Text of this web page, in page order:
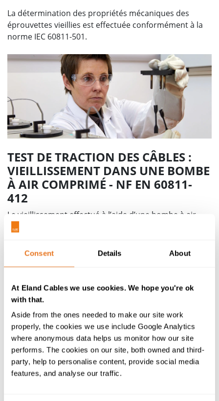
Consent Details About
At Eland Cables we use cookies. We hope you're ok
with that.
Aside from the ones needed to make our site work
properly, the cookies we use include Google Analytics
where anonymous data helps us monitor how our site
performs. The cookies on our site, both owned and third-
party, help to personalise content, provide social media
features, and analyse our traffic.
La détermination des propriétés mécaniques des
éprouvettes vieillies est effectuée conformément à la
norme IEC 60811-501.
TEST DE TRACTION DES CÂBLES :
VIEILLISSEMENT DANS UNE BOMBE
À AIR COMPRIMÉ - NF EN 60811-
412
Le vieillissement effectué à l’aide d’une bombe à air
comprimé nécessite de préparer 5 sections d’isolation
remplie d’air, à une pression de 0.55Mpa, et chauffée à
Le processus de vieillissement est atteint lorsque la
chambre d’essai a atteint la température souhaitée
pendant le temps indiqué dans la norme de câble
correspondante. Une fois que la durée de
vieillissement a été atteinte, la pression à l’intérieur de
la bombe à air comprimé est ensuite progressivement
relâchée à la pression atmosphérique sur une période
supérieure à 5 minutes – cela empêche que